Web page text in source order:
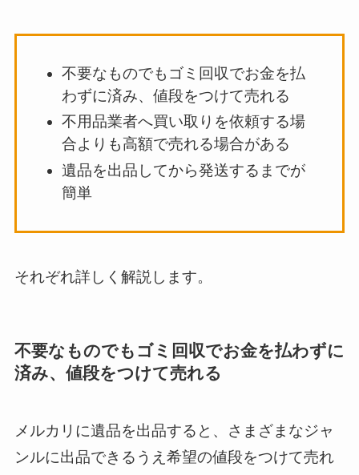
不要なものでもゴミ回収でお金を払
わずに済み、値段をつけて売れる
不用品業者へ買い取りを依頼する場
合よりも高額で売れる場合がある
遺品を出品してから発送するまでが
簡単
それぞれ詳しく解説します。
不要なものでもゴミ回収でお金を払わずに
済み、値段をつけて売れる
メルカリに遺品を出品すると、さまざまなジャ
ンルに出品できるうえ希望の値段をつけて売れ